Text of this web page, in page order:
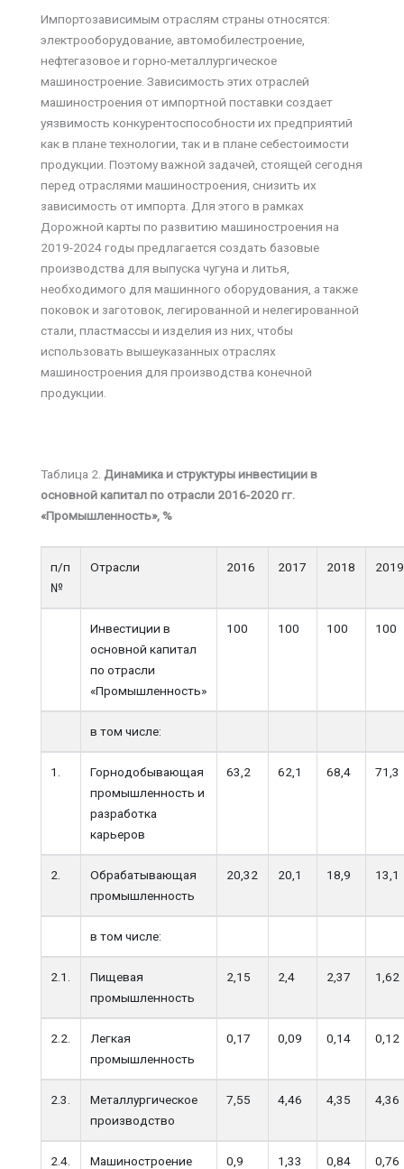
Импортозависимым отраслям страны относятся:
электрооборудование, автомобилестроение,
нефтегазовое и горно-металлургическое
машиностроение. Зависимость этих отраслей
машиностроения от импортной поставки создает
уязвимость конкурентоспособности их предприятий
как в плане технологии, так и в плане себестоимости
продукции. Поэтому важной задачей, стоящей сегодня
перед отраслями машиностроения, снизить их
зависимость от импорта. Для этого в рамках
Дорожной карты по развитию машиностроения на
2019-2024 годы предлагается создать базовые
производства для выпуска чугуна и литья,
необходимого для машинного оборудования, а также
поковок и заготовок, легированной и нелегированной
стали, пластмассы и изделия из них, чтобы
использовать вышеуказанных отраслях
машиностроения для производства конечной
продукции.
Таблица 2. Динамика и структуры инвестиции в
основной капитал по отрасли 2016-2020 гг.
«Промышленность», %
п/п
№
Отрасли 2016 2017 2018 2019
Инвестиции в
основной капитал
по отрасли
«Промышленность»
100 100 100 100
в том числе:
1.
Горнодобывающая
промышленность и
разработка
карьеров
63,2 62,1 68,4 71,3
2.
Обрабатывающая
промышленность
20,32 20,1 18,9 13,1
в том числе:
2.1.
Пищевая
промышленность
2,15 2,4 2,37 1,62
2.2.
Легкая
промышленность
0,17 0,09 0,14 0,12
2.3.
Металлургическое
производство
7,55 4,46 4,35 4,36
2.4. Машиностроение 0,9 1,33 0,84 0,76